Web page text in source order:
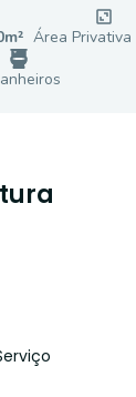
m² Área Privativa
s